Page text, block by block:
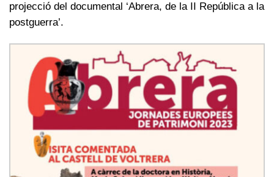
projecció del documental ‘Abrera, de la II República a la
postguerra’.